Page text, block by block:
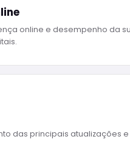
online e desempenho da
das principais atualizações